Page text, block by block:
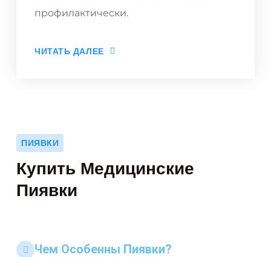
профилактически.
ЧИТАТЬ ДАЛЕЕ
ПИЯВКИ
Купить Медицинские
Пиявки
Чем Особенны Пиявки?